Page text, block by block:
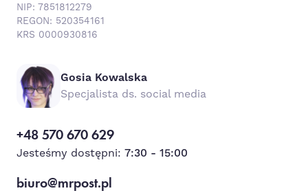
NIP: 7851812279
REGON: 520354161
KRS 0000930816
Gosia Kowalska
Specjalista ds. social media
+48 570 670 629
Jesteśmy dostępni: 7:30 - 15:00
biuro@mrpost.pl